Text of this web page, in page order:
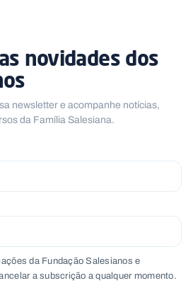
novidades dos
newsletter e acompanhe notícias,
da Família Salesiana.
da Fundação Salesianos e
a subscrição a qualquer momento.